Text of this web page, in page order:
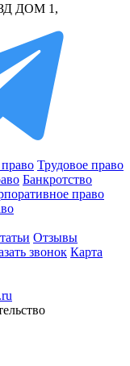
ДОМ 1,
Трудовое право
Банкротство
право
Отзывы
звонок Карта